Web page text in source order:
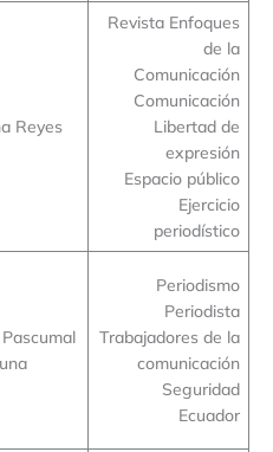
Reyes
Revista Enfoques
de la
Comunicación
Comunicación
Libertad de
expresión
Espacio público
Ejercicio
periodístico
Periodismo
Periodista
Trabajadores de la
comunicación
Seguridad
Ecuador